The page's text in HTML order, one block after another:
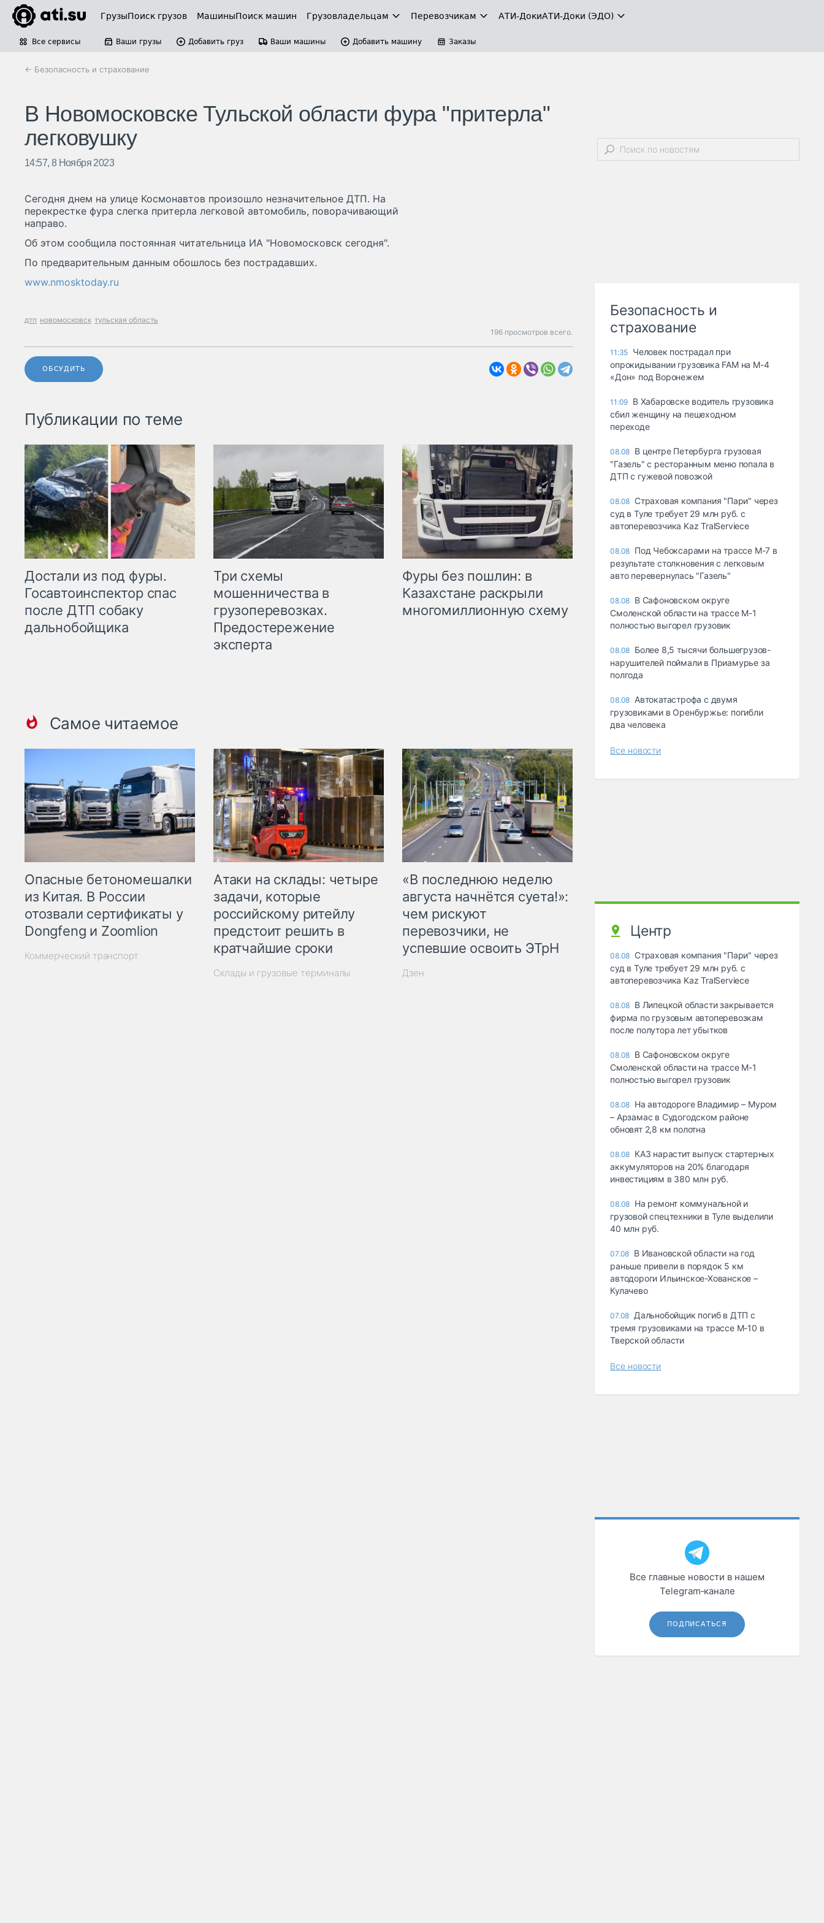
ГрузыПоиск грузов МашиныПоиск машин Грузовладельцам Перевозчикам АТИ-ДокиАТИ-Доки (ЭДО)
Все сервисы Ваши грузы Добавить груз Ваши машины Добавить машину Заказы
← Безопасность и страхование
В Новомосковске Тульской области фура "притерла"
легковушку
14:57, 8 Ноября 2023
Сегодня днем на улице Космонавтов произошло незначительное ДТП. На
перекрестке фура слегка притерла легковой автомобиль, поворачивающий
направо.
Об этом сообщила постоянная читательница ИА "Новомосковск сегодня".
По предварительным данным обошлось без пострадавших.
www.nmosktoday.ru
дтп новомосковск тульская область
196 просмотров всего.
ОБСУДИТЬ
Публикации по теме
Достали из под фуры.
Госавтоинспектор спас
после ДТП собаку
дальнобойщика
Три схемы
мошенничества в
грузоперевозках.
Предостережение
эксперта
Фуры без пошлин: в
Казахстане раскрыли
многомиллионную схему
Самое читаемое
Опасные бетономешалки
из Китая. В России
отозвали сертификаты у
Dongfeng и Zoomlion
Коммерческий транспорт
Атаки на склады: четыре
задачи, которые
российскому ритейлу
предстоит решить в
кратчайшие сроки
Склады и грузовые терминалы
«В последнюю неделю
августа начнётся суета!»:
чем рискуют
перевозчики, не
успевшие освоить ЭТрН
Дзен
Безопасность и
страхование
11:35 Человек пострадал при
опрокидывании грузовика FAM на М-4
«Дон» под Воронежем
11:09 В Хабаровске водитель грузовика
сбил женщину на пешеходном
переходе
08.08 В центре Петербурга грузовая
"Газель" с ресторанным меню попала в
ДТП с гужевой повозкой
08.08 Страховая компания "Пари" через
суд в Туле требует 29 млн руб. с
автоперевозчика Kaz TralServiece
08.08 Под Чебоксарами на трассе М-7 в
результате столкновения с легковым
авто перевернулась "Газель"
08.08 В Сафоновском округе
Смоленской области на трассе М-1
полностью выгорел грузовик
08.08 Более 8,5 тысячи большегрузов-
нарушителей поймали в Приамурье за
полгода
08.08 Автокатастрофа с двумя
грузовиками в Оренбуржье: погибли
два человека
Все новости
Центр
08.08 Страховая компания "Пари" через
суд в Туле требует 29 млн руб. с
автоперевозчика Kaz TralServiece
08.08 В Липецкой области закрывается
фирма по грузовым автоперевозкам
после полутора лет убытков
08.08 В Сафоновском округе
Смоленской области на трассе М-1
полностью выгорел грузовик
08.08 На автодороге Владимир – Муром
– Арзамас в Судогодском районе
обновят 2,8 км полотна
08.08 КАЗ нарастит выпуск стартерных
аккумуляторов на 20% благодаря
инвестициям в 380 млн руб.
08.08 На ремонт коммунальной и
грузовой спецтехники в Туле выделили
40 млн руб.
07.08 В Ивановской области на год
раньше привели в порядок 5 км
автодороги Ильинское-Хованское –
Кулачево
07.08 Дальнобойщик погиб в ДТП с
тремя грузовиками на трассе М-10 в
Тверской области
Все новости
Все главные новости в нашем
Telegram‑канале
ПОДПИСАТЬСЯ